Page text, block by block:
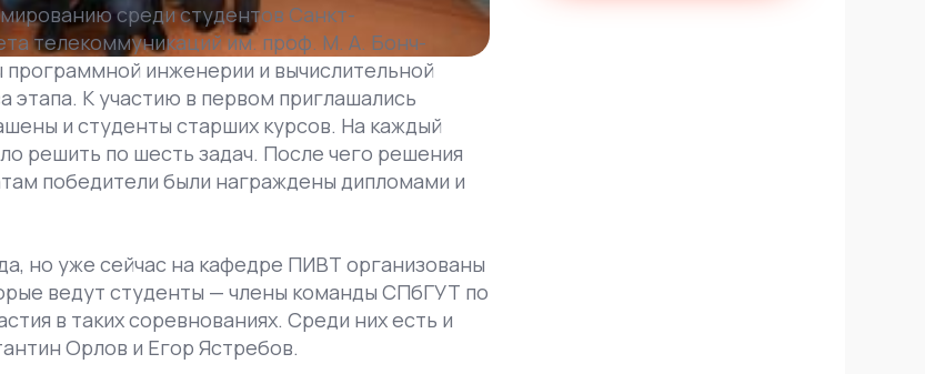
среди студентов Санкт-
телекоммуникаций им. проф. М. А. Бонч-
инженерии и вычислительной
этапа. К участию в первом приглашались
и студенты старших курсов. На каждый
решить по шесть задач. После чего решения
победители были награждены дипломами и
но уже сейчас на кафедре ПИВТ организованы
ведут студенты — члены команды СПбГУТ по
в таких соревнованиях. Среди них есть и
Орлов и Егор Ястребов.